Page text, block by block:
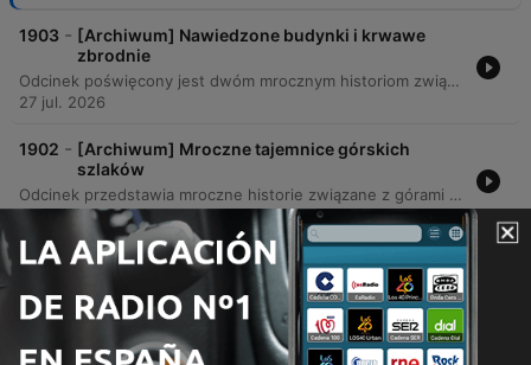
1903 - [Archiwum] Nawiedzone budynki i krwawe
zbrodnie
Odcinek poświęcony jest dwóm mrocznym historiom związanym z nawiedzonymi domami i tragicznymi zbrodniami. Pierwsza dotyczy podpalenia i morderstwa rodziny na warszawskim Bemowie w 1986 roku, a druga opisuje tajemniczą masakrę sześciu osób w bawarskim gospodarstwie Hinterkaifeck. Segment przedstawia szczegóły zbrodni na farmie Hinterkaifeck, opisując sposób działania mordercy oraz narzędzie zbrodni, jakim był kilow. Następnie omawia najpopularniejsze hipotezy dotyczące sprawców, w tym role Carla Gabriela, Lorenza Schlittenbauera oraz braci Grumb.
27 jul. 2026
1902 - [Archiwum] Mroczne tajemnice górskich
szlaków
Odcinek przedstawia mroczne historie związane z górami i niebezpiecznymi regionami, od tajemniczej tragedii na przełęczy Diatłowa w Uralu oraz niewyjaśnionej śmierci fotoreporterki Urszuli Olszowskiej w Tatrach, po brutalną zbrodnię na rodzinie w Alpach Francuskich. Analizowane są również zaginięcia w amerykańskim hrabstwie Humboldt, związane z niebezpieczeństwami w tzw. Szmaragdowym Trójkącie oraz nielegalnymi uprawami marihuany.
20 jul. 2026
1901
[Archiwum] Zbrodnie, zaginięcia i legendy.
Tajemnice latarni morskich
Odcinek prezentuje mroczne historie z życia latarników, zaczynając od tragicznych losów rodzin na Bird Rock, gdzie walka o przetrwanie i żałoba doprowadły do dramatycznego finału. Następnie skupia się na tajemniczych zaginięciach na wyspach Flannan w 1900 roku, analizując niepokojące znaleziska ratowników oraz rozważając różne hipotezy – od teorii nadprzyrodzonych po racjonalne wyjaśnienia geologiczne związane z potężnymi falami uderzającymi w klify.